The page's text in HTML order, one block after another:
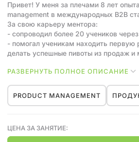
Привет! У меня за плечами 8 лет
management в международных B2B
За свою карьеру ментора:
- сопроводил более 20 учеников
- помогал ученикам находить первую
делать успешные пивоты из продаж и
полноценный учебный курс с
На первом занятии я собираю твою
скиллы, чтобы затем составить план
Мое резюме и портфолио — по ссылке
РАЗВЕРНУТЬ ПОЛНОЕ ОПИСАНИЕ
PRODUCT MANAGEMENT
ЦЕНА ЗА ЗАНЯТИЕ: